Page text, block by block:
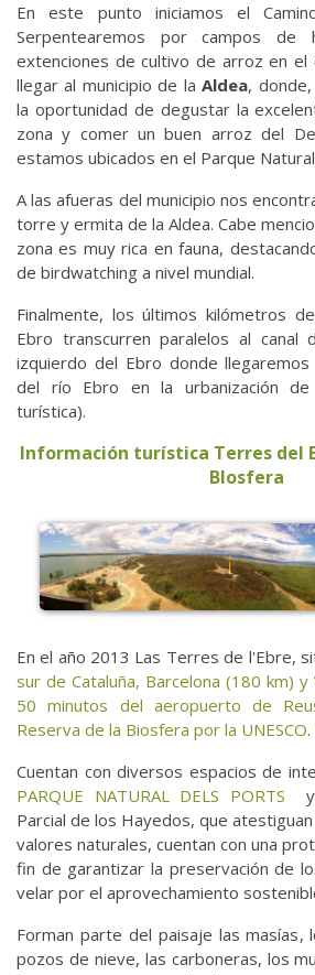
En este punto iniciamos el
Serpentearemos por campos de
extenciones de cultivo de arroz en el
llegar al municipio de laAldea,
la oportunidad de degustar la
zona y comer un buen arroz del
estamos ubicados en el Parque
A las afueras del municipio nos
torre y ermita de la Aldea. Cabe
zona es muy rica en fauna,
de birdwatching a nivel mundial.
Finalmente, los últimos kilómetros
Ebro transcurren paralelos al canal
izquierdo del Ebro donde
del río Ebro en la urbanización de
turística).
Información turística Terres del
BIosfera
En el año 2013 Las Terres de l'Ebre,
sur de Cataluña, Barcelona (180 km) y
50 minutos del aeropuerto de
Reserva de la Biosfera por la UNESCO.
Cuentan con diversos espacios de
PARQUE NATURAL DELS PORTS y
Parcial de los Hayedos, que
valores naturales, cuentan con una
fin de garantizar la preservación de
velar por el aprovechamiento
Forman parte del paisaje las masías,
pozos de nieve, las carboneras, los